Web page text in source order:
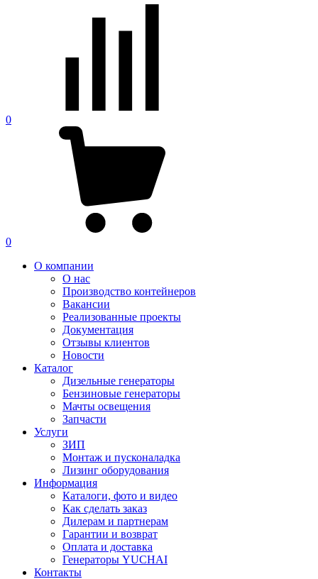
0
0
О компании
О нас
Производство контейнеров
Вакансии
Реализованные проекты
Документация
Отзывы клиентов
Новости
Каталог
Дизельные генераторы
Бензиновые генераторы
Мачты освещения
Запчасти
Услуги
ЗИП
Монтаж и пусконаладка
Лизинг оборудования
Информация
Каталоги, фото и видео
Как сделать заказ
Дилерам и партнерам
Гарантии и возврат
Оплата и доставка
Генераторы YUCHAI
Контакты